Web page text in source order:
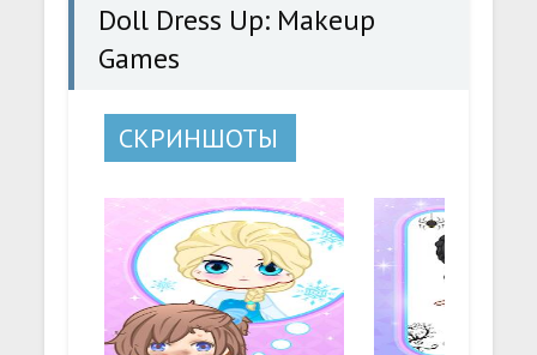
Doll Dress Up: Makeup
Games
СКРИНШОТЫ